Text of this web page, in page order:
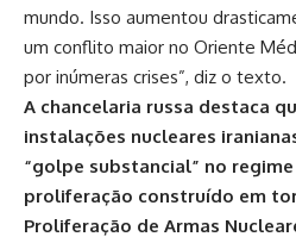
mundo. Isso aumentou
um conflito maior no Oriente
por inúmeras crises”, diz o texto.
A chancelaria russa destaca
instalações nucleares
“golpe substancial” no
proliferação construído em
Proliferação de Armas